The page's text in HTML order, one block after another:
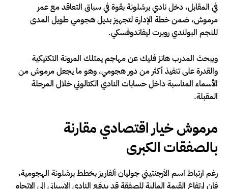
في المقابل، دخل نادي برشلونة بقوة في سباق التعاقد مع عمر
مرموش، ضمن خطة الإدارة لتجهيز بديل هجومي طويل المدى
للنجم البولندي روبرت ليفاندوفسكي.
ويبحث المدرب هانز فليك عن مهاجم يمتلك المرونة التكتيكية
والقدرة على تنفيذ أكثر من دور هجومي، وهو ما يجعل مرموش من
الأسماء المناسبة داخل حسابات النادي الكتالوني خلال المرحلة
المقبلة.
مرموش خيار اقتصادي مقارنة
بالصفقات الكبرى
رغم ارتباط اسم الأرجنتيني جوليان ألفاريز بخطط برشلونة الهجومية،
فإن ارتفاع القيمة المالية للصفقة قد يدفع النادي الإسباني إلى الاتجاه